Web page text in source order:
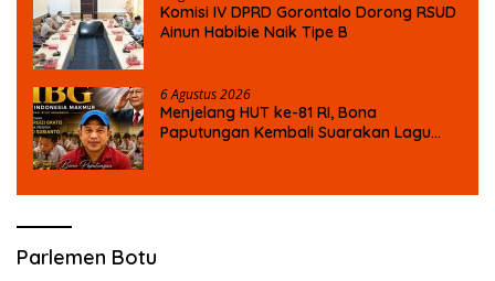
Komisi IV DPRD Gorontalo Dorong RSUD
Ainun Habibie Naik Tipe B
6 Agustus 2026
Menjelang HUT ke-81 RI, Bona
Paputungan Kembali Suarakan Lagu
Parlemen Botu